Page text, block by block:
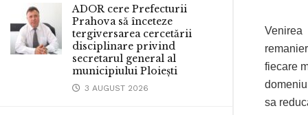
ADOR cere Prefecturii
Prahova să înceteze
tergiversarea cercetării
disciplinare privind
secretarul general al
municipiului Ploiești
3 AUGUST 2026
Venirea
fiecare
sa